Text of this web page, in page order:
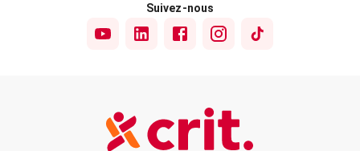
Suivez-nous